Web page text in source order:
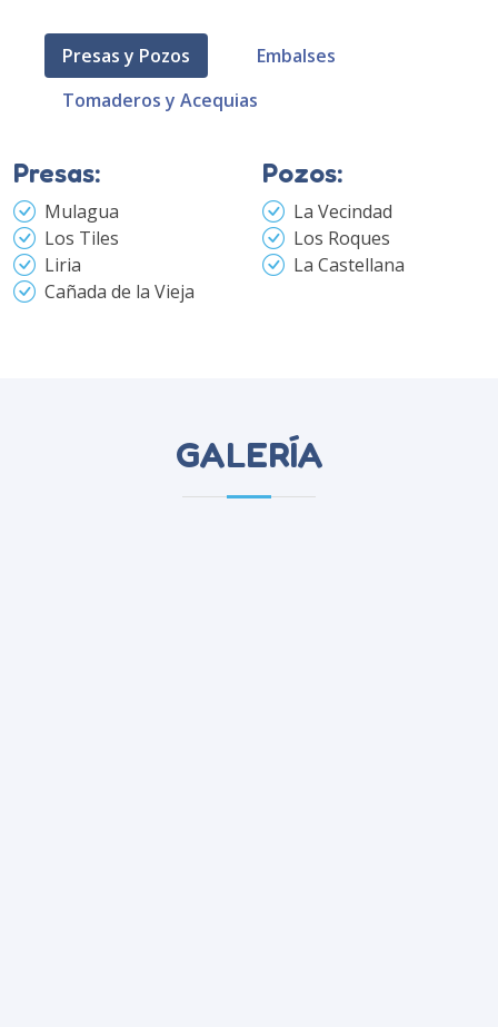
Presas y Pozos
Embalses
Tomaderos y Acequias
Presas:
Mulagua
Los Tiles
Liria
Cañada de la Vieja
Pozos:
La Vecindad
Los Roques
La Castellana
GALERÍA